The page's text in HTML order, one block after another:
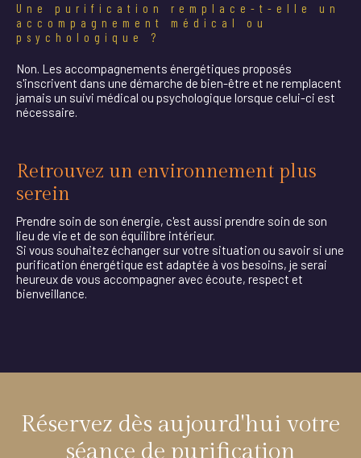
Une purification remplace-t-elle un
accompagnement médical ou
psychologique ?
Non. Les accompagnements énergétiques proposés
s'inscrivent dans une démarche de bien-être et ne remplacent
jamais un suivi médical ou psychologique lorsque celui-ci est
nécessaire.
Retrouvez un environnement plus
serein
Prendre soin de son énergie, c'est aussi prendre soin de son
lieu de vie et de son équilibre intérieur.
Si vous souhaitez échanger sur votre situation ou savoir si une
purification énergétique est adaptée à vos besoins, je serai
heureux de vous accompagner avec écoute, respect et
bienveillance.
Réservez dès aujourd'hui votre
séance de purification